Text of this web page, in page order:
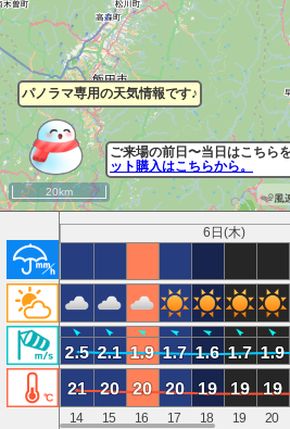
6日(木)
14 15 16 17 18 19 20
20km
パノラマ専用の天気情報です♪
ご来場の前日〜当日はこちら
ット購入はこちらから。